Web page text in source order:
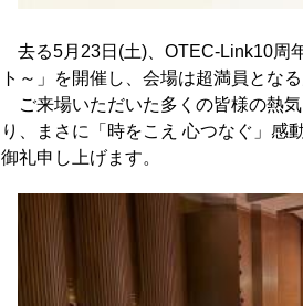
去る5月23日(土)、OTEC-Link10周
ト～」を開催し、会場は超満員とな
ご来場いただいた多くの皆様の熱
り、まさに「時をこえ 心つなぐ」感
御礼申し上げます。